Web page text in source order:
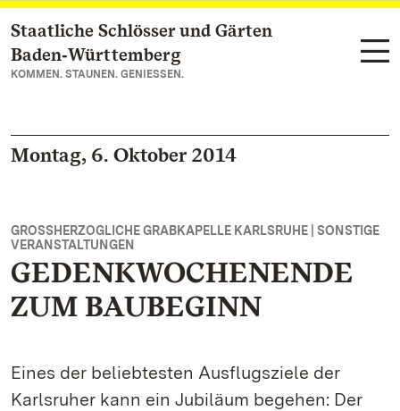
Zum Hauptinhalt springen
Staatliche Schlösser und Gärten
Baden‑Württemberg
KOMMEN. STAUNEN. GENIESSEN.
Montag, 6. Oktober 2014
GROSSHERZOGLICHE GRABKAPELLE KARLSRUHE | SONSTIGE V
ERANSTALTUNGEN
GEDENKWOCHENENDE
ZUM BAUBEGINN
Eines der beliebtesten Ausflugsziele der
Karlsruher kann ein Jubiläum begehen: Der